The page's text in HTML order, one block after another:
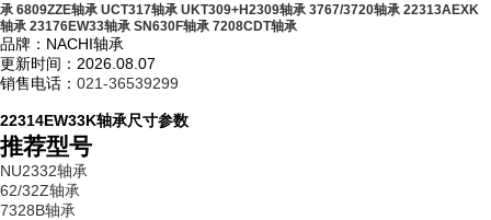
承 6809ZZE轴承 UCT317轴承 UKT309+H2309轴承 3767/3720轴承 22313AEXK
轴承 23176EW33轴承 SN630F轴承 7208CDT轴承
品牌：NACHI轴承
更新时间：2026.08.07
销售电话： 021-36539299
22314EW33K轴承尺寸参数
推荐型号
NU2332轴承
62/32Z轴承
7328B轴承